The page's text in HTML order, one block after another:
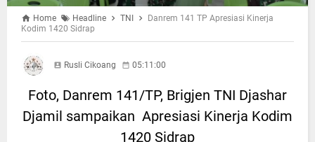
Home Headline TNI
Danrem 141 TP Apresiasi Kinerja
Kodim 1420 Sidrap
Rusli Cikoang 05:11:00
Foto, Danrem 141/TP, Brigjen TNI Djashar
Djamil sampaikan Apresiasi Kinerja Kodim
1420 Sidrap